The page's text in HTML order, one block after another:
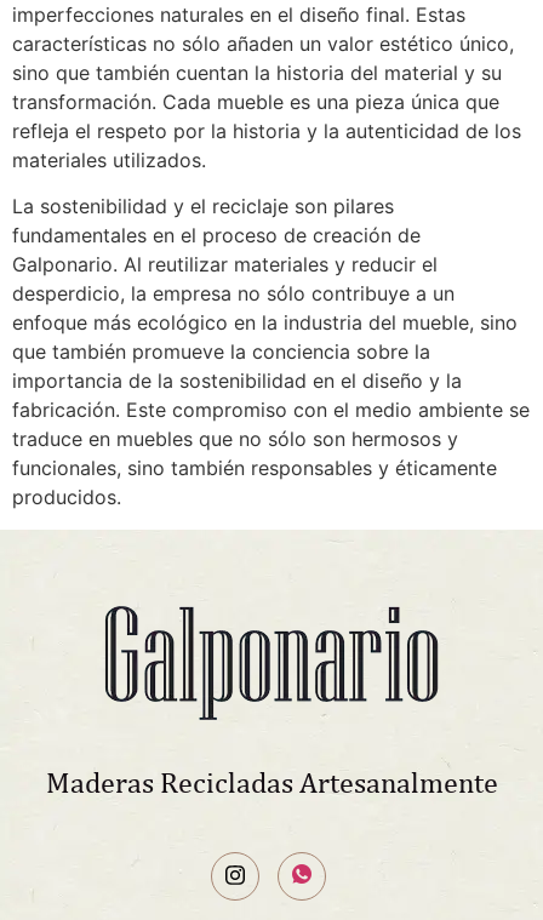
imperfecciones naturales en el diseño final. Estas
características no sólo añaden un valor estético único,
sino que también cuentan la historia del material y su
transformación. Cada mueble es una pieza única que
refleja el respeto por la historia y la autenticidad de los
materiales utilizados.
La sostenibilidad y el reciclaje son pilares
fundamentales en el proceso de creación de
Galponario. Al reutilizar materiales y reducir el
desperdicio, la empresa no sólo contribuye a un
enfoque más ecológico en la industria del mueble, sino
que también promueve la conciencia sobre la
importancia de la sostenibilidad en el diseño y la
fabricación. Este compromiso con el medio ambiente se
traduce en muebles que no sólo son hermosos y
funcionales, sino también responsables y éticamente
producidos.
Maderas Recicladas Artesanalmente